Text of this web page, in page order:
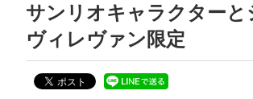
サンリオキャラクター
ヴィレヴァン限定